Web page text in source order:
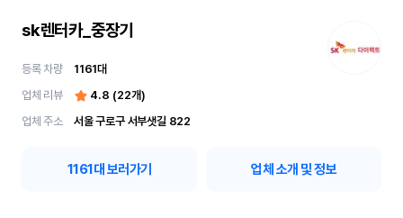
sk렌터카_중장기
등록 차량 1161대
업체 리뷰
4.8 (22개)
업체 주소
서울 구로구 서부샛길 822
1161대 보러가기 업체 소개 및 정보